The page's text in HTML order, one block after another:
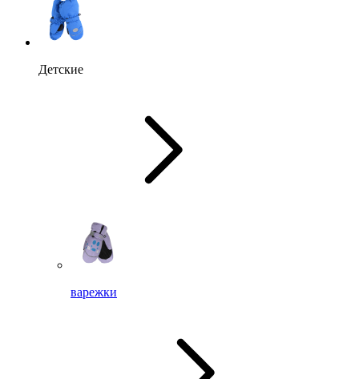
Детские
варежки